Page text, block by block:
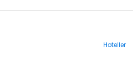
Hoteller